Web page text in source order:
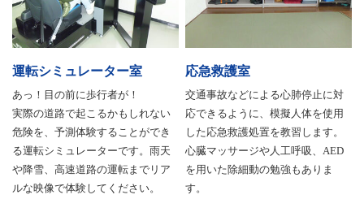
運転シミュレーター室
あっ！目の前に歩行者が！
実際の道路で起こるかもしれない
危険を、予測体験することができ
る運転シミュレーターです。雨天
や降雪、高速道路の運転までリア
ルな映像で体験してください。
応急救護室
交通事故などによる心肺停止に対
応できるように、模擬人体を使用
した応急救護処置を教習します。
心臓マッサージや人工呼吸、AED
を用いた除細動の勉強もありま
す。